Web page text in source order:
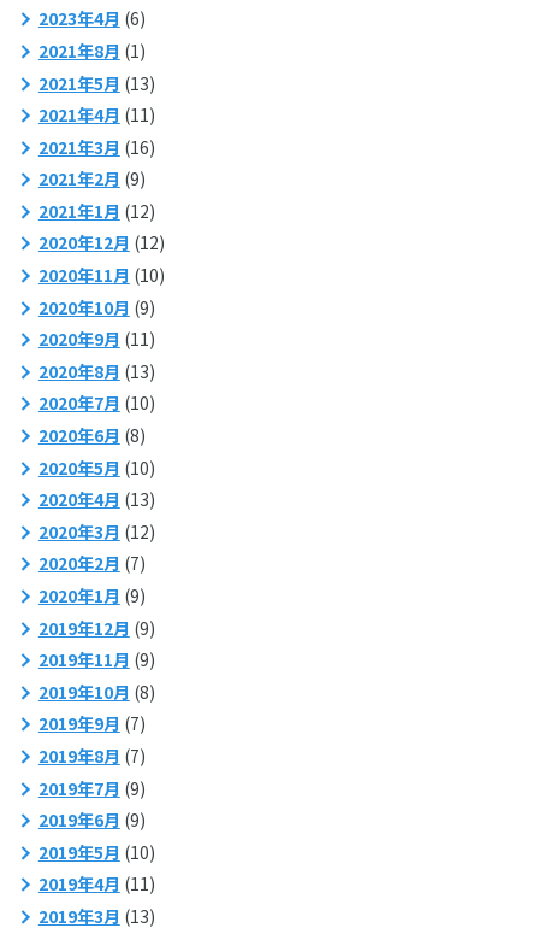
2023年4月 (6)
2021年8月 (1)
2021年5月 (13)
2021年4月 (11)
2021年3月 (16)
2021年2月 (9)
2021年1月 (12)
2020年12月 (12)
2020年11月 (10)
2020年10月 (9)
2020年9月 (11)
2020年8月 (13)
2020年7月 (10)
2020年6月 (8)
2020年5月 (10)
2020年4月 (13)
2020年3月 (12)
2020年2月 (7)
2020年1月 (9)
2019年12月 (9)
2019年11月 (9)
2019年10月 (8)
2019年9月 (7)
2019年8月 (7)
2019年7月 (9)
2019年6月 (9)
2019年5月 (10)
2019年4月 (11)
2019年3月 (13)